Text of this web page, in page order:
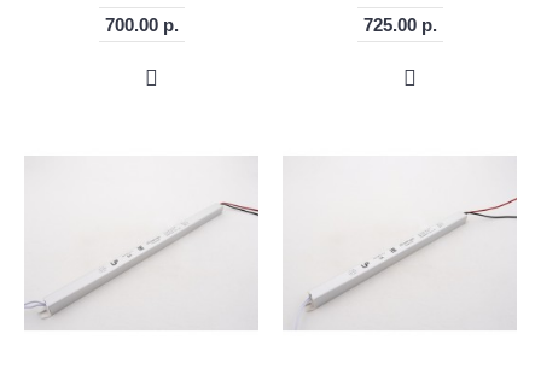
700.00 р. 725.00 р.